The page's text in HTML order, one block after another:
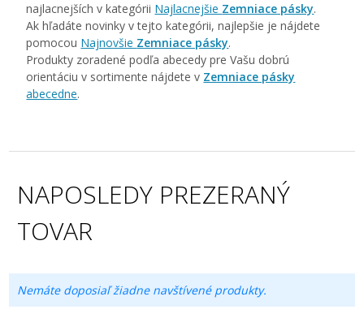
najlacnejších v kategórii Najlacnejšie Zemniace pásky.
Ak hľadáte novinky v tejto kategórii, najlepšie je nájdete
pomocou Najnovšie Zemniace pásky.
Produkty zoradené podľa abecedy pre Vašu dobrú
orientáciu v sortimente nájdete v Zemniace pásky
abecedne.
NAPOSLEDY PREZERANÝ
TOVAR
Nemáte doposiaľ žiadne navštívené produkty.